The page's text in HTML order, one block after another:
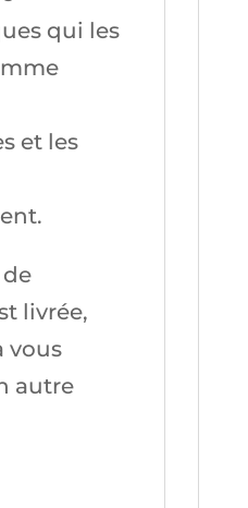
qui les
et les
livrée,
vous
autre